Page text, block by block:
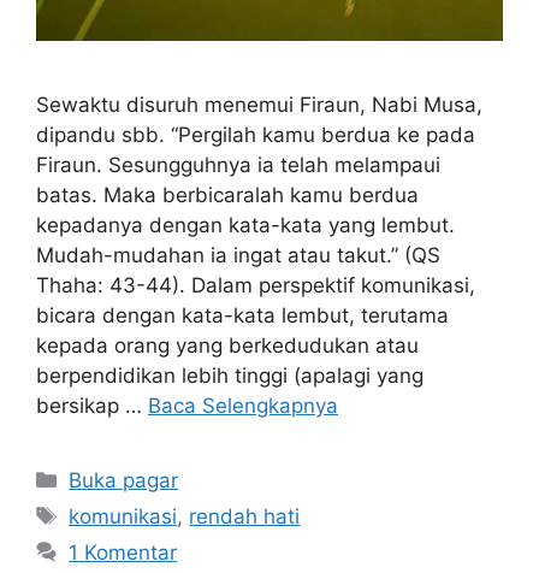
Sewaktu disuruh menemui Firaun, Nabi Musa,
dipandu sbb. “Pergilah kamu berdua ke pada
Firaun. Sesungguhnya ia telah melampaui
batas. Maka berbicaralah kamu berdua
kepadanya dengan kata-kata yang lembut.
Mudah-mudahan ia ingat atau takut.” (QS
Thaha: 43-44). Dalam perspektif komunikasi,
bicara dengan kata-kata lembut, terutama
kepada orang yang berkedudukan atau
berpendidikan lebih tinggi (apalagi yang
bersikap … Baca Selengkapnya
Kategori
Buka pagar
Tag
komunikasi, rendah hati
1 Komentar